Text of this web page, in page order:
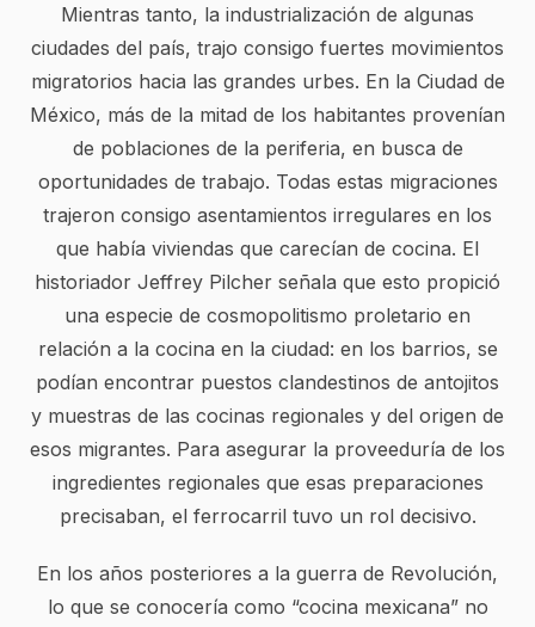
Mientras tanto, la industrialización de algunas
ciudades del país, trajo consigo fuertes movimientos
migratorios hacia las grandes urbes. En la Ciudad de
México, más de la mitad de los habitantes provenían
de poblaciones de la periferia, en busca de
oportunidades de trabajo. Todas estas migraciones
trajeron consigo asentamientos irregulares en los
que había viviendas que carecían de cocina. El
historiador Jeffrey Pilcher señala que esto propició
una especie de cosmopolitismo proletario en
relación a la cocina en la ciudad: en los barrios, se
podían encontrar puestos clandestinos de antojitos
y muestras de las cocinas regionales y del origen de
esos migrantes. Para asegurar la proveeduría de los
ingredientes regionales que esas preparaciones
precisaban, el ferrocarril tuvo un rol decisivo.
En los años posteriores a la guerra de Revolución,
lo que se conocería como “cocina mexicana” no